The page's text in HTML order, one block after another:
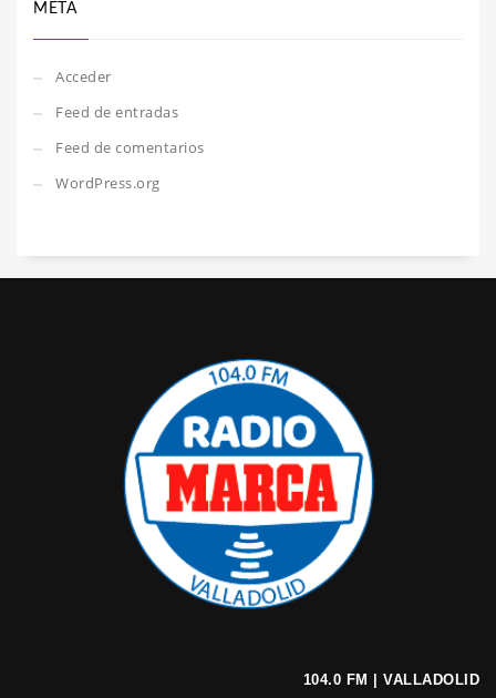
META
Acceder
Feed de entradas
Feed de comentarios
WordPress.org
104.0 FM | VALLADOLID